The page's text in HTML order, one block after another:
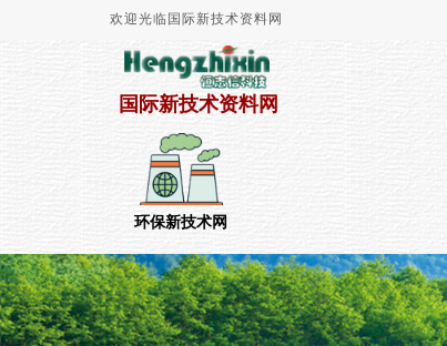
欢迎光临国际新技术资料网
国际新技术资料网
环保新技术网